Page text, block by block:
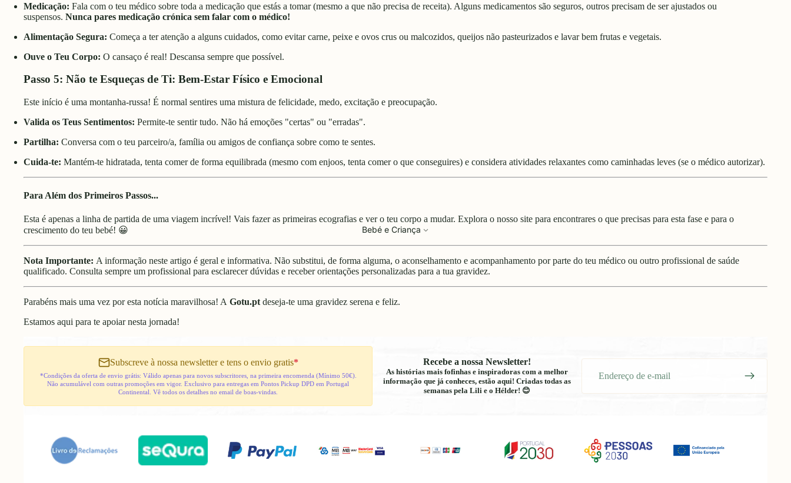
Bebé e Criança
Medicação: Fala com o teu médico sobre toda a medicação que estás a tomar (mesmo a que não precisa de receita). Alguns medicamentos são seguros, outros precisam de ser ajustados ou
suspensos. Nunca pares medicação crónica sem falar com o médico!
Alimentação Segura: Começa a ter atenção a alguns cuidados, como evitar carne, peixe e ovos crus ou malcozidos, queijos não pasteurizados e lavar bem frutas e vegetais.
Ouve o Teu Corpo: O cansaço é real! Descansa sempre que possível.
Passo 5: Não te Esqueças de Ti: Bem-Estar Físico e Emocional
Este início é uma montanha-russa! É normal sentires uma mistura de felicidade, medo, excitação e preocupação.
Valida os Teus Sentimentos: Permite-te sentir tudo. Não há emoções "certas" ou "erradas".
Partilha: Conversa com o teu parceiro/a, família ou amigos de confiança sobre como te sentes.
Cuida-te: Mantém-te hidratada, tenta comer de forma equilibrada (mesmo com enjoos, tenta comer o que conseguires) e considera atividades relaxantes como caminhadas leves (se o médico autorizar).
Para Além dos Primeiros Passos...
Esta é apenas a linha de partida de uma viagem incrível! Vais fazer as primeiras ecografias e ver o teu corpo a mudar. Explora o nosso site para encontrares o que precisas para esta fase e para o
crescimento do teu bebé! 😀
Nota Importante: A informação neste artigo é geral e informativa. Não substitui, de forma alguma, o aconselhamento e acompanhamento por parte do teu médico ou outro profissional de saúde
qualificado. Consulta sempre um profissional para esclarecer dúvidas e receber orientações personalizadas para a tua gravidez.
Parabéns mais uma vez por esta notícia maravilhosa! A Gotu.pt deseja-te uma gravidez serena e feliz.
Estamos aqui para te apoiar nesta jornada!
Subscreve à nossa newsletter e tens o envio gratis*
*Condições da oferta de envio grátis: Válido apenas para novos subscritores, na primeira encomenda (Mínimo 50€).
Não acumulável com outras promoções em vigor. Exclusivo para entregas em Pontos Pickup DPD em Portugal
Continental. Vê todos os detalhes no email de boas-vindas.
Recebe a nossa Newsletter!
As histórias mais fofinhas e inspiradoras com a melhor
informação que já conheces, estão aqui! Criadas todas as
semanas pela Lili e o Hélder! 😊